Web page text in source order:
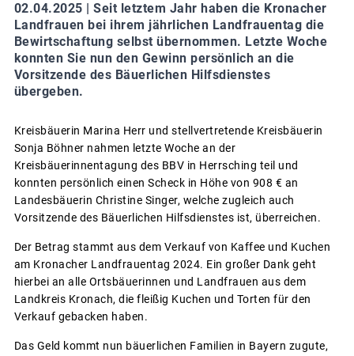
02.04.2025 | Seit letztem Jahr haben die Kronacher
Landfrauen bei ihrem jährlichen Landfrauentag die
Bewirtschaftung selbst übernommen. Letzte Woche
konnten Sie nun den Gewinn persönlich an die
Vorsitzende des Bäuerlichen Hilfsdienstes
übergeben.
Kreisbäuerin Marina Herr und stellvertretende Kreisbäuerin
Sonja Böhner nahmen letzte Woche an der
Kreisbäuerinnentagung des BBV in Herrsching teil und
konnten persönlich einen Scheck in Höhe von 908 € an
Landesbäuerin Christine Singer, welche zugleich auch
Vorsitzende des Bäuerlichen Hilfsdienstes ist, überreichen.
Der Betrag stammt aus dem Verkauf von Kaffee und Kuchen
am Kronacher Landfrauentag 2024. Ein großer Dank geht
hierbei an alle Ortsbäuerinnen und Landfrauen aus dem
Landkreis Kronach, die fleißig Kuchen und Torten für den
Verkauf gebacken haben.
Das Geld kommt nun bäuerlichen Familien in Bayern zugute,